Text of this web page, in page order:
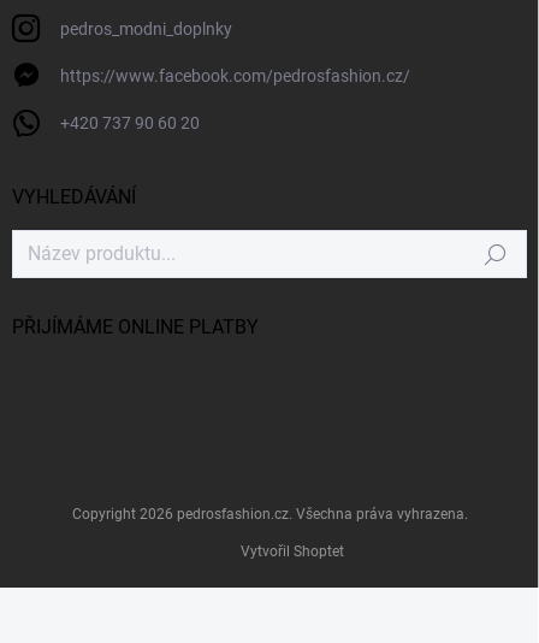
pedros_modni_doplnky
https://www.facebook.com/pedrosfashion.cz/
+420 737 90 60 20
VYHLEDÁVÁNÍ
Hledat
PŘIJÍMÁME ONLINE PLATBY
Vytvořil Shoptet
Copyright 2026 pedrosfashion.cz. Všechna práva vyhrazena.